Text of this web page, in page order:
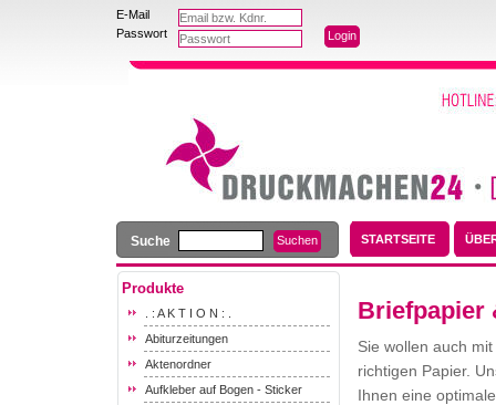
E-Mail
Passwort
Suche STARTSEITE
Produkte
. : A K T I O N : .
Abiturzeitungen
Aktenordner
Aufkleber auf Bogen - Sticker
Briefpapier
Sie wollen auch
richtigen Papier.
Ihnen eine